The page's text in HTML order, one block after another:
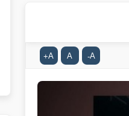
A
-
A
A
+